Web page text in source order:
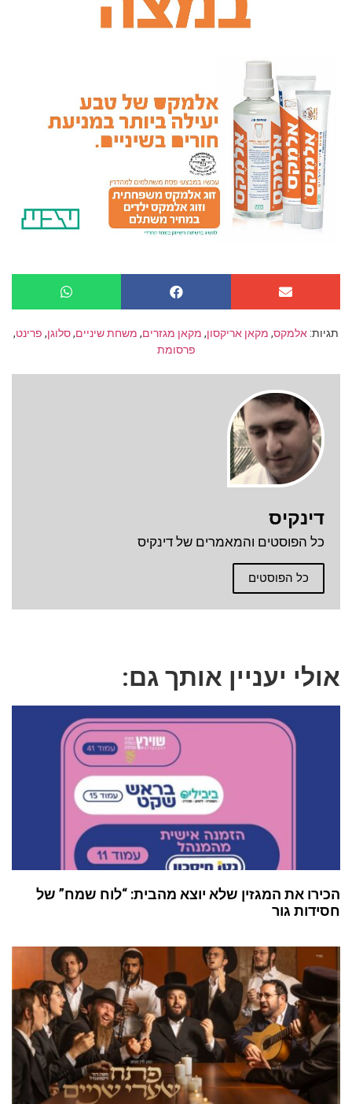
תגיות: אלמקס, מקאן אריקסון, מקאן מגזרים, משחת שיניים,סלוגן, פרינט,
פרסומת
דינקיס
כל הפוסטים והמאמרים של דינקיס
כל הפוסטים
אולי יעניין אותך גם:
הכירו את המגזין שלא יוצא מהבית: “לוח שמח” של
חסידות גור